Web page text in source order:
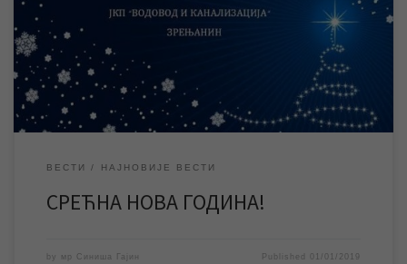
СРЕЋНУ И УСПЕШНУ 2019. ГОДИНУ ЖЕЛИ ВАМ ЈКП „ВОДОВОД И
КАНАЛИЗАЦИЈА“ ЗРЕЊАНИН
ВЕСТИ НАЈНОВИЈЕ ВЕСТИ
СРЕЋНА НОВА ГОДИНА!
by мр Синиша Гајин Published 01/01/2019